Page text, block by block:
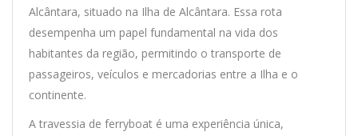
Alcântara, situado na Ilha de Alcântara. Essa rota
desempenha um papel fundamental na vida dos
habitantes da região, permitindo o transporte de
passageiros, veículos e mercadorias entre a Ilha e o
continente.
A travessia de ferryboat é uma experiência única,